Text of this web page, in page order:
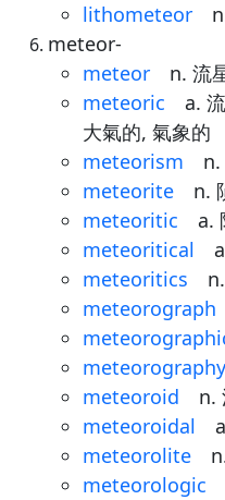
lithometeor
meteor-
meteor n. 流
meteoric a.
大氣的, 氣象的
meteorism n.
meteorite n.
meteoritic a.
meteoritical
meteoritics n.
meteorograph
meteorography
meteoroid n.
meteoroidal
meteorolite
meteorologic